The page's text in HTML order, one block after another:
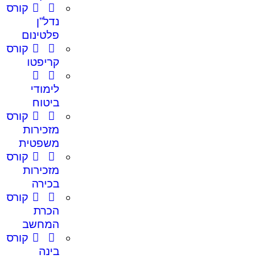
קורס
נדל”ן
פלטינום
קורס
קריפטו
לימודי
ביטוח
קורס
מזכירות
משפטית
קורס
מזכירות
בכירה
קורס
הכרת
המחשב
קורס
בינה